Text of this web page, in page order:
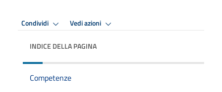
Condividi Vedi azioni
INDICE DELLA PAGINA
Competenze